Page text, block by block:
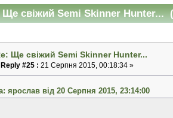
свіжий Semi Skinner Hunter...
Ще свіжий Semi Skinner Hunter...
Reply #25 : 21 Серпня 2015, 00:18:34 »
ярослав від 20 Серпня 2015, 23:14:00